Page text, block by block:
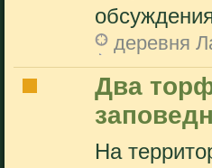
деревня
Два
На